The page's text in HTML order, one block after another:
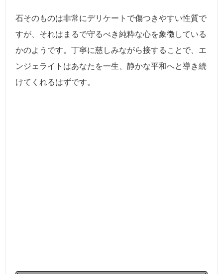
石そのものは非常にデリケートで傷つきやすい性質で
すが、それはまるで守るべき純粋な心を象徴している
かのようです。丁寧に慈しみながら接することで、エ
ンジェライトはあなたを一生、静かな平和へと導き続
けてくれるはずです。